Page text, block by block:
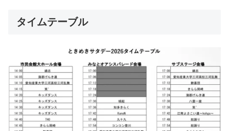
タイムテーブル